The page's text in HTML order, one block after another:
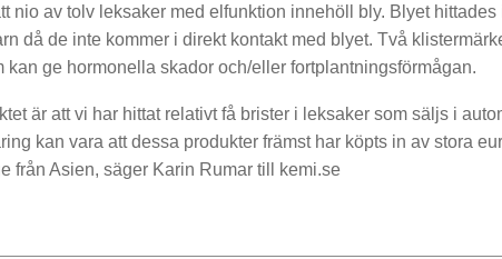
nio av tolv leksaker med elfunktion innehöll bly. Blyet
då de inte kommer i direkt kontakt med blyet. Två
kan ge hormonella skador och/eller fortplantningsförmågan.
är att vi har hittat relativt få brister i leksaker som säljs i
kan vara att dessa produkter främst har köpts in av stora
från Asien, säger Karin Rumar till kemi.se